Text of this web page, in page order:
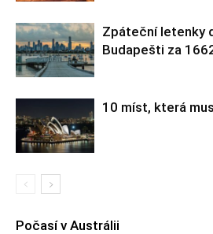
Zpáteční letenky
Budapešti za
10 míst, která
Počasí v Austrálii